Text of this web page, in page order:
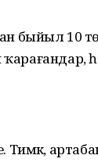
10
артабан,